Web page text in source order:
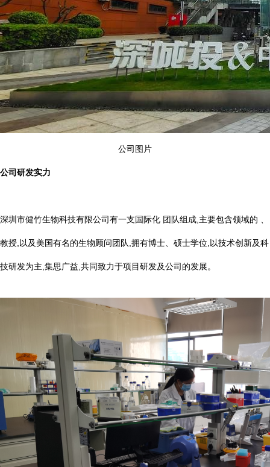
公司图片
公司研发实力
深圳市健竹生物科技有限公司有一支国际化 团队组成,主要包含领域的 、
教授,以及美国有名的生物顾问团队,拥有博士、硕士学位,以技术创新及科
技研发为主,集思广益,共同致力于项目研发及公司的发展。